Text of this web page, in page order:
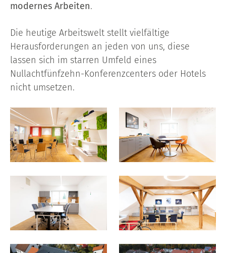
modernes Arbeiten.
Die heutige Arbeitswelt stellt vielfältige
Herausforderungen an jeden von uns, diese
lassen sich im starren Umfeld eines
Nullachtfünfzehn-Konferenzcenters oder Hotels
nicht umsetzen.